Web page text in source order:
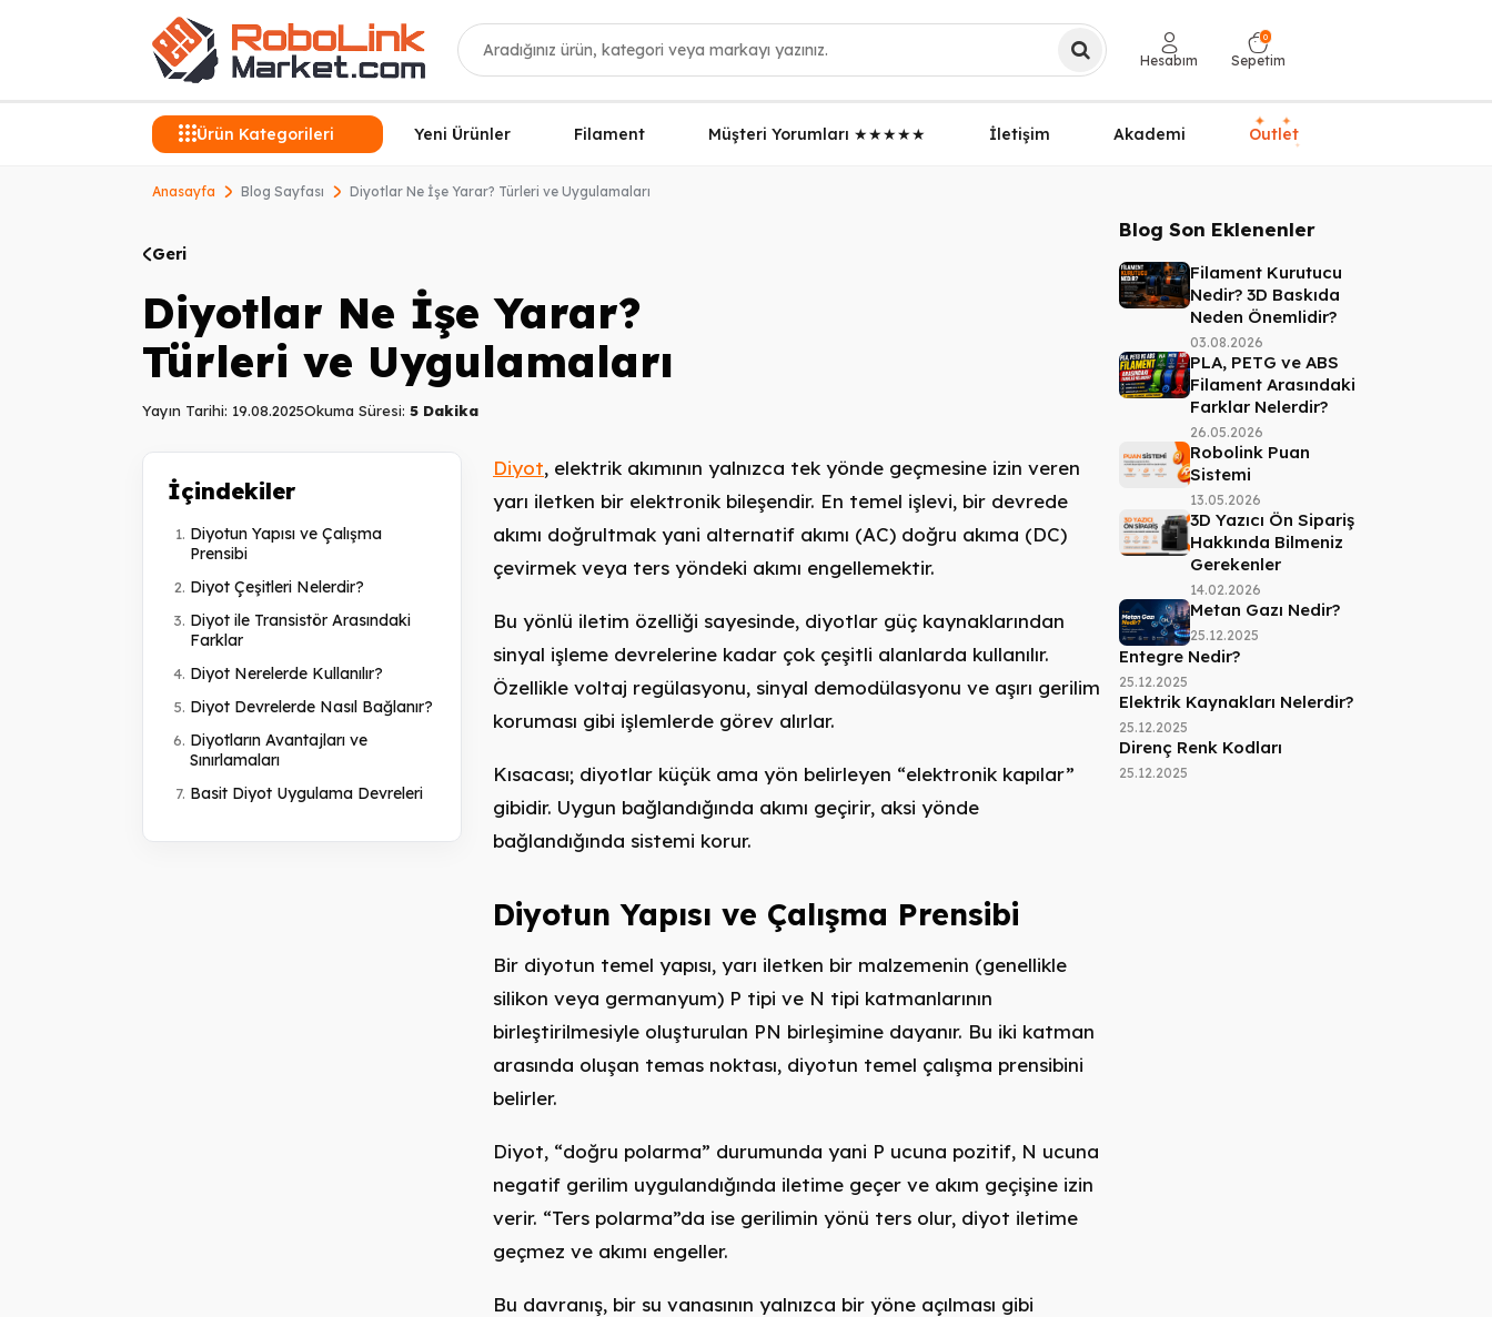
Ara
Hesabım
0
Sepetim
Ürün Kategorileri Yeni Ürünler Filament Müşteri Yorumları ★★★★★ İletişim Akademi Outlet
✦ ✦
✦
Anasayfa Blog Sayfası Diyotlar Ne İşe Yarar? Türleri ve Uygulamaları
Geri
Diyotlar Ne İşe Yarar?
Türleri ve Uygulamaları
Yayın Tarihi: 19.08.2025Okuma Süresi: 5 Dakika
İçindekiler
Diyotun Yapısı ve Çalışma
Prensibi
Diyot Çeşitleri Nelerdir?
Diyot ile Transistör Arasındaki
Farklar
Diyot Nerelerde Kullanılır?
Diyot Devrelerde Nasıl Bağlanır?
Diyotların Avantajları ve
Sınırlamaları
Basit Diyot Uygulama Devreleri
Diyot, elektrik akımının yalnızca tek yönde geçmesine izin veren
yarı iletken bir elektronik bileşendir. En temel işlevi, bir devrede
akımı doğrultmak yani alternatif akımı (AC) doğru akıma (DC)
çevirmek veya ters yöndeki akımı engellemektir.
Bu yönlü iletim özelliği sayesinde, diyotlar güç kaynaklarından
sinyal işleme devrelerine kadar çok çeşitli alanlarda kullanılır.
Özellikle voltaj regülasyonu, sinyal demodülasyonu ve aşırı gerilim
koruması gibi işlemlerde görev alırlar.
Kısacası; diyotlar küçük ama yön belirleyen “elektronik kapılar”
gibidir. Uygun bağlandığında akımı geçirir, aksi yönde
bağlandığında sistemi korur.
Diyotun Yapısı ve Çalışma Prensibi
Bir diyotun temel yapısı, yarı iletken bir malzemenin (genellikle
silikon veya germanyum) P tipi ve N tipi katmanlarının
birleştirilmesiyle oluşturulan PN birleşimine dayanır. Bu iki katman
arasında oluşan temas noktası, diyotun temel çalışma prensibini
belirler.
Diyot, “doğru polarma” durumunda yani P ucuna pozitif, N ucuna
negatif gerilim uygulandığında iletime geçer ve akım geçişine izin
verir. “Ters polarma”da ise gerilimin yönü ters olur, diyot iletime
geçmez ve akımı engeller.
Bu davranış, bir su vanasının yalnızca bir yöne açılması gibi
Blog Son Eklenenler
Filament Kurutucu
Nedir? 3D Baskıda
Neden Önemlidir?
03.08.2026
PLA, PETG ve ABS
Filament Arasındaki
Farklar Nelerdir?
26.05.2026
Robolink Puan
Sistemi
13.05.2026
3D Yazıcı Ön Sipariş
Hakkında Bilmeniz
Gerekenler
14.02.2026
Metan Gazı Nedir?
25.12.2025
Entegre Nedir?
25.12.2025
Elektrik Kaynakları Nelerdir?
25.12.2025
Direnç Renk Kodları
25.12.2025